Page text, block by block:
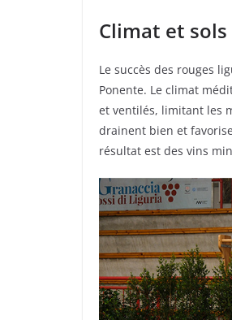
Climat et
Le succès des rouges
Ponente. Le climat
et ventilés, limitant les
drainent bien et
résultat est des vins